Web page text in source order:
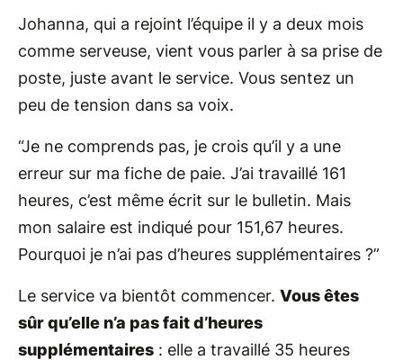
Johanna, qui a rejoint l’équipe il y a deux mois
comme serveuse, vient vous parler à sa prise de
poste, juste avant le service. Vous sentez un
peu de tension dans sa voix.
“Je ne comprends pas, je crois qu’il y a une
erreur sur ma fiche de paie. J’ai travaillé 161
heures, c’est même écrit sur le bulletin. Mais
mon salaire est indiqué pour 151,67 heures.
Pourquoi je n’ai pas d’heures supplémentaires ?”
Le service va bientôt commencer. Vous êtes
sûr qu’elle n’a pas fait d’heures
supplémentaires : elle a travaillé 35 heures